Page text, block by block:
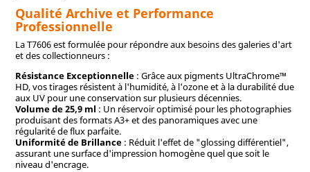
Qualité Archive et Performance
Professionnelle
La T7606 est formulée pour répondre aux besoins des galeries d'art
et des collectionneurs :
Résistance Exceptionnelle: Grâce aux pigments UltraChrome™
HD, vos tirages résistent à l'humidité, à l'ozone et à la durabilité due
aux UV pour une conservation sur plusieurs décennies.
Volume de 25,9 ml : Un réservoir optimisé pour les photographies
produisant des formats A3+ et des panoramiques avec une
régularité de flux parfaite.
Uniformité de Brillance: Réduit l'effet de "glossing différentiel",
assurant une surface d'impression homogène quel que soit le
niveau d'encrage.